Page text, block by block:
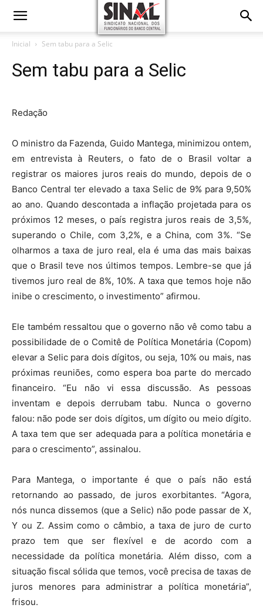
Inicial Sem tabu para a Selic
Sem tabu para a Selic
Redação
O ministro da Fazenda, Guido Mantega, minimizou ontem,
em entrevista à Reuters, o fato de o Brasil voltar a
registrar os maiores juros reais do mundo, depois de o
Banco Central ter elevado a taxa Selic de 9% para 9,50%
ao ano. Quando descontada a inflação projetada para os
próximos 12 meses, o país registra juros reais de 3,5%,
superando o Chile, com 3,2%, e a China, com 3%. “Se
olharmos a taxa de juro real, ela é uma das mais baixas
que o Brasil teve nos últimos tempos. Lembre-se que já
tivemos juro real de 8%, 10%. A taxa que temos hoje não
inibe o crescimento, o investimento” afirmou.
Ele também ressaltou que o governo não vê como tabu a
possibilidade de o Comitê de Política Monetária (Copom)
elevar a Selic para dois dígitos, ou seja, 10% ou mais, nas
próximas reuniões, como espera boa parte do mercado
financeiro. “Eu não vi essa discussão. As pessoas
inventam e depois derrubam tabu. Nunca o governo
falou: não pode ser dois dígitos, um dígito ou meio dígito.
A taxa tem que ser adequada para a política monetária e
para o crescimento”, assinalou.
Para Mantega, o importante é que o país não está
retornando ao passado, de juros exorbitantes. “Agora,
nós nunca dissemos (que a Selic) não pode passar de X,
Y ou Z. Assim como o câmbio, a taxa de juro de curto
prazo tem que ser flexível e de acordo com a
necessidade da política monetária. Além disso, com a
situação fiscal sólida que temos, você precisa de taxas de
juros menores para administrar a política monetária”,
frisou.